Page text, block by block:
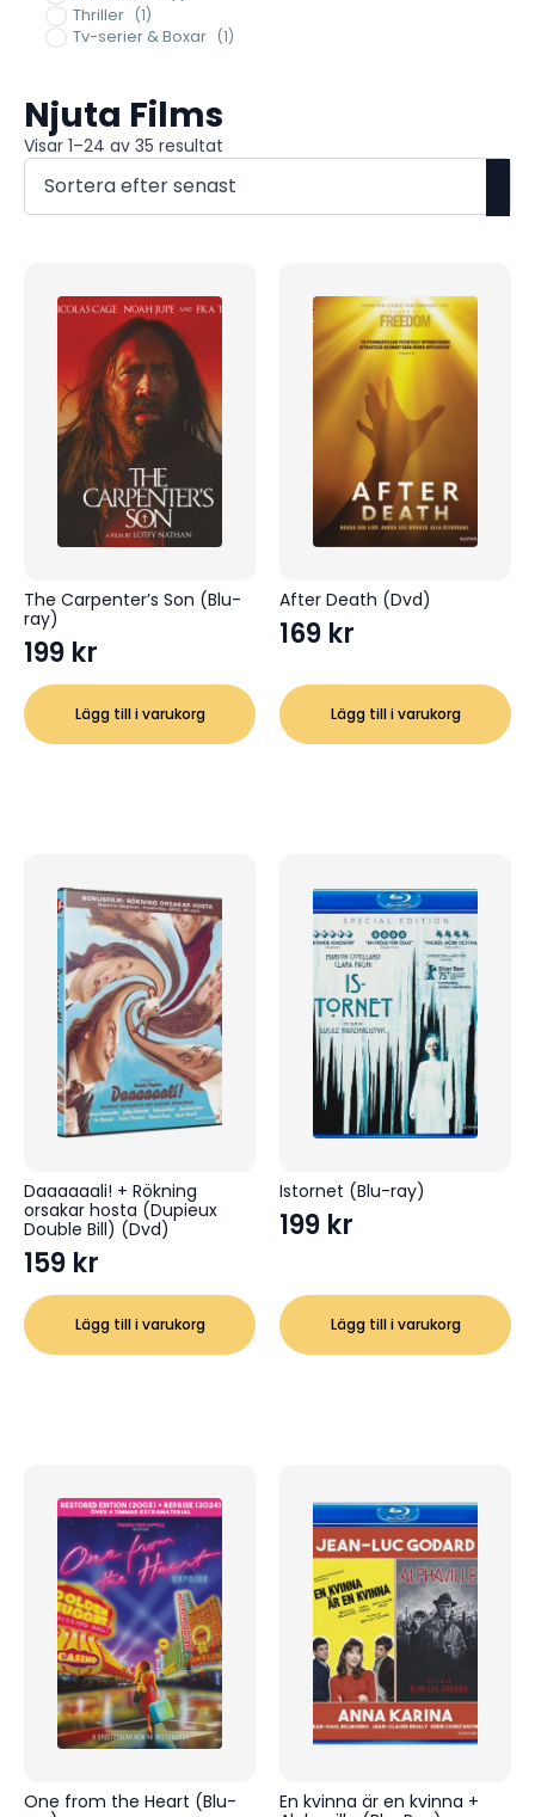
Thriller (1)
Tv-serier & Boxar (1)
Njuta Films
Visar 1–24 av 35 resultat
efter
senaste
The Carpenter’s Son (Blu-
ray)
199 kr
Lägg till i varukorg
After Death (Dvd)
169 kr
Lägg till i varukorg
Daaaaaali! + Rökning
orsakar hosta (Dupieux
Double Bill) (Dvd)
159 kr
Lägg till i varukorg
Istornet (Blu-ray)
199 kr
Lägg till i varukorg
One from the Heart (Blu-
En kvinna är en kvinna +